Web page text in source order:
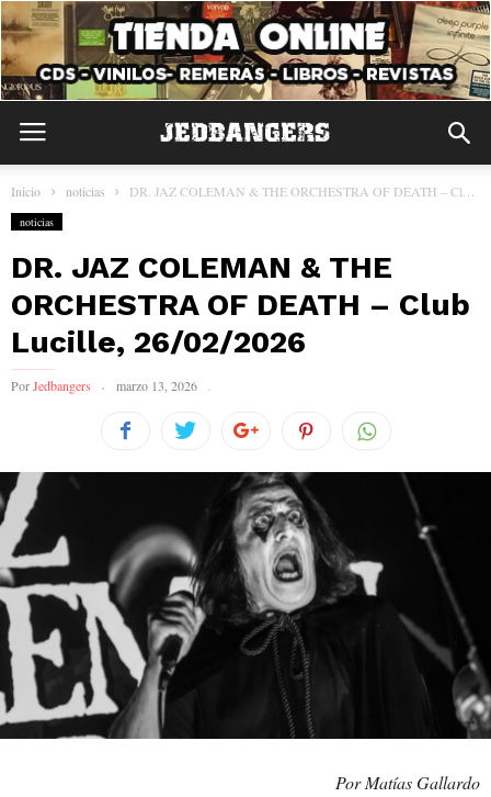
Inicio noticias DR. JAZ COLEMAN & THE ORCHESTRA OF DEATH – Club Lucille, 26/02/2026
noticias
DR. JAZ COLEMAN & THE
ORCHESTRA OF DEATH – Club
Lucille, 26/02/2026
PorJedbangers marzo 13, 2026
Por Matías Gallardo